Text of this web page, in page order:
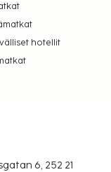
hotellit
6, 252 21